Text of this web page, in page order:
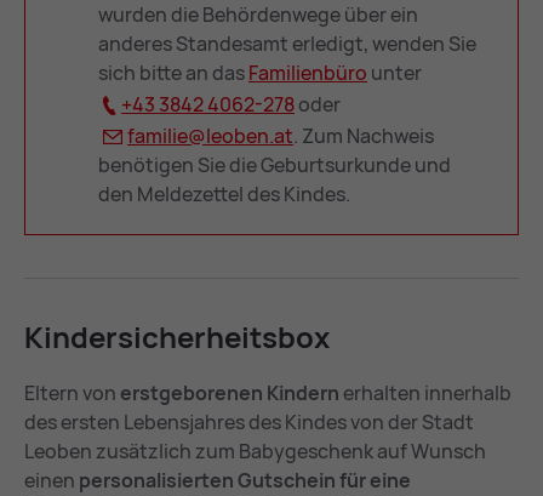
wurden die Behördenwege über ein
anderes Standesamt erledigt, wenden Sie
sich bitte an dasFa­mi­li­en­bü­ro unter
+43 3842 4062-278oder
fa­mi­lie@leo­ben.at. Zum Nachweis
benötigen Sie die Geburtsurkunde und
den Meldezettel des Kindes.
Kin­der­si­cher­heits­box
Eltern von erstgeborenen Kindern erhalten innerhalb
des ersten Lebensjahres des Kindes von der Stadt
Leoben zusätzlich zum Babygeschenk auf Wunsch
einen personalisierten Gutschein für eine